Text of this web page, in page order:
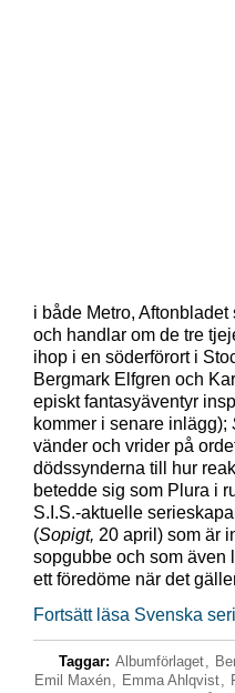
i både Metro,
och handlar om de tre
ihop i en söderförort i
Bergmark Elfgren och
episkt fantasyäventyr
kommer i senare inlägg);
vänder och vrider på
dödssynderna till hur
betedde sig som Plura i
S.I.S.-aktuelle
(Sopigt, 20 april) som är
sopgubbe och som även
ett föredöme när det
Fortsätt läsa Svenska
Taggar: Albumförlaget,
Emil Maxén, Emma Ahlqvist,